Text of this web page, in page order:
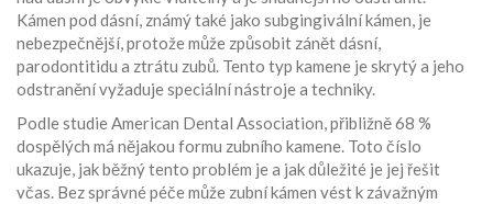
Kámen pod dásní, známý také jako subgingivální kámen, je
nebezpečnější, protože může způsobit zánět dásní,
parodontitidu a ztrátu zubů. Tento typ kamene je skrytý a jeho
odstranění vyžaduje speciální nástroje a techniky.
Podle studie American Dental Association, přibližně 68 %
dospělých má nějakou formu zubního kamene. Toto číslo
ukazuje, jak běžný tento problém je a jak důležité je jej řešit
včas. Bez správné péče může zubní kámen vést k závažným